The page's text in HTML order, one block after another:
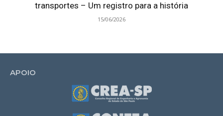
transportes – Um registro para a história
15/06/2026
APOIO